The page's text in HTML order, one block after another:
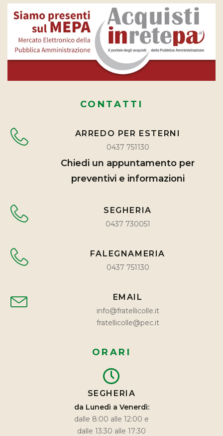
CONTATTI
ARREDO PER ESTERNI
0437 751130
Chiedi un appuntamento per
preventivi e informazioni
SEGHERIA
0437 730051
FALEGNAMERIA
0437 751130
EMAIL
info@fratellicolle.it
fratellicolle@pec.it
ORARI
SEGHERIA
da Lunedì a Venerdì:
dalle 8:00 alle 12:00 e
dalle 13:30 alle 17:30